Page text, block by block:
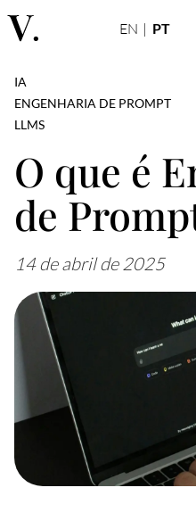
EN | PT
IA
ENGENHARIA DE PROMPT
LLMS
O que é
de
14 de abril de 2025